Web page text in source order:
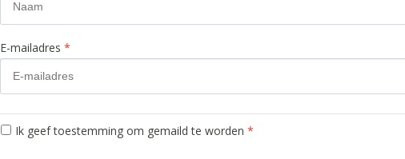
E-mailadres *
Ik geef toestemming om gemaild te worden *